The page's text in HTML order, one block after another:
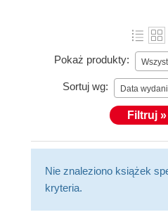
Pokaż produkty:
Sortuj wg: Data
Filtruj »
Nie znaleziono książek
kryteria.